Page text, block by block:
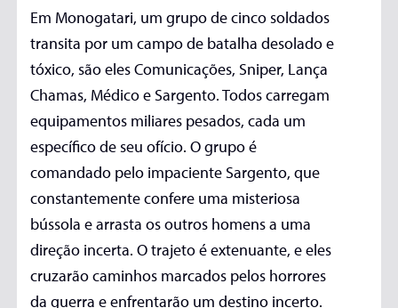
Em Monogatari, um grupo de cinco soldados
transita por um campo de batalha desolado e
tóxico, são eles Comunicações, Sniper, Lança
Chamas, Médico e Sargento. Todos carregam
equipamentos miliares pesados, cada um
específico de seu ofício. O grupo é
comandado pelo impaciente Sargento, que
constantemente confere uma misteriosa
bússola e arrasta os outros homens a uma
direção incerta. O trajeto é extenuante, e eles
cruzarão caminhos marcados pelos horrores
da guerra e enfrentarão um destino incerto.